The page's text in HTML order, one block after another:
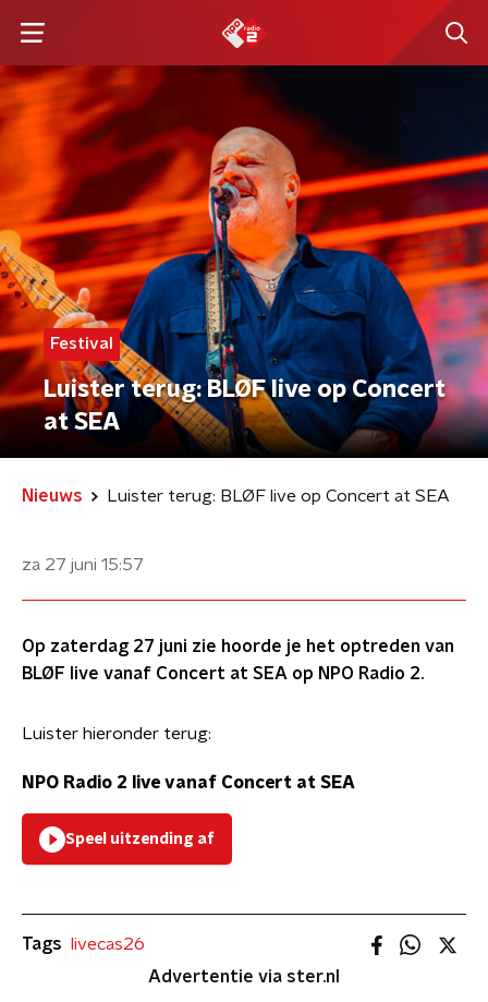
Festival
Luister terug: BLØF live op Concert
at SEA
Nieuws Luister terug: BLØF live op Concert at SEA
za 27 juni 15:57
Op zaterdag 27 juni zie hoorde je het optreden van
BLØF live vanaf Concert at SEA op NPO Radio 2.
Luister hieronder terug:
NPO Radio 2 live vanaf Concert at SEA
Speel uitzending af
Tags
livecas26
Advertentie via ster.nl